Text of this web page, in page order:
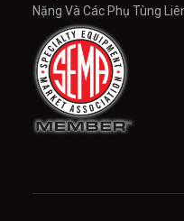
Nặng Và Các Phụ Tùng